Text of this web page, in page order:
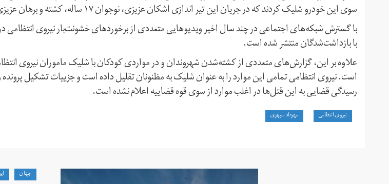
سوی این خودرو شلیک کردند که در جریان این تیر اندازی اشکان عزیزی، نوجوان ۱۷ ساله، کشته و برهان عزیزی زخمی شد.
با گسترش شبکه‌های اجتماعی در چند سال اخیر ویدیوهایی متعددی از برخوردهای خشونت‌بار نیروی انتظامی
با بازداشت‌شدگان منتشر شده است.
علاوه بر این، گزارش‌های متعددی از کشته‌‌شدن شهروندان و در مواردی کودکان با شلیک ماموران نیروی
است. نیروی انتظامی تمامی این موارد را به عنوان شلیک به مظنونان تقلیل داده است و جزییات تشکیل پرونده
رسیدگی قضایی به این قتل‌ها در اغلب موارد از سوی قوه قضاییه اعلام نشده است.
نیروی انتظامی مهرداد سپهری
جهان